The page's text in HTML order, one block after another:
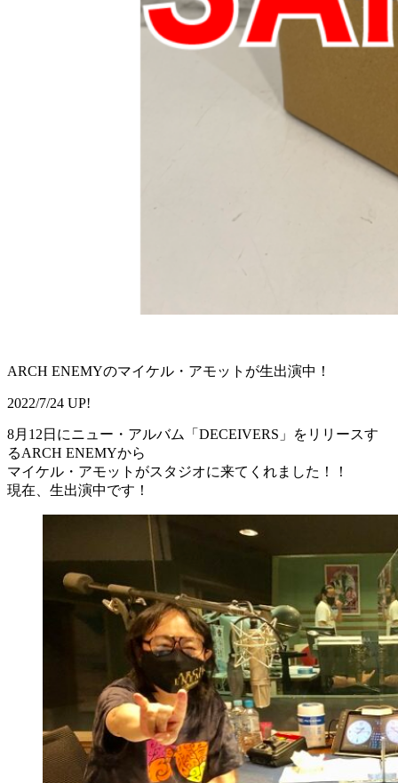
ARCH ENEMYのマイケル・アモットが生出演中！
2022/7/24 UP!
8月12日にニュー・アルバム「DECEIVERS」をリリースす
るARCH ENEMYから
マイケル・アモットがスタジオに来てくれました！！
現在、生出演中です！